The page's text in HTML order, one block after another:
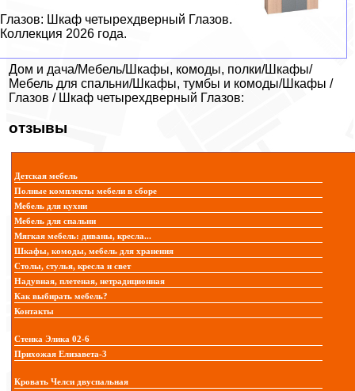
Глазов: Шкаф четырехдверный Глазов.
Коллекция 2026 года.
Дом и дача/Мебель/Шкафы, комоды, полки/Шкафы/
Мебель для спальни/Шкафы, тумбы и комоды/Шкафы /
Глазов / Шкаф четырехдверный Глазов:
отзывы
Детская мебель
Полные комплекты мебели в сборе
Мебель для кухни
Мебель для спальни
Мягкая мебель: диваны, кресла...
Шкафы, комоды, мебель для хранения
Столы, стулья, кресла и свет
Надувная, плетеная, нетрадиционная
Как выбирать мебель?
Контакты
Стенка Элика 02-6
Прихожая Елизавета-3
Кровать Челси двуспальная